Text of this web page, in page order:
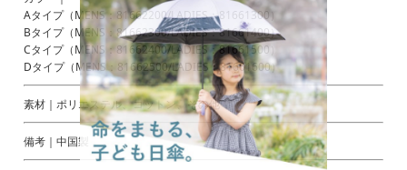
Aタイプ（MENS：81662200/LADIES：81661300）
Bタイプ（MENS：81662300/LADIES：81661400）
Cタイプ（MENS：81662400/LADIES：81661500）
Dタイプ（MENS：81662500/LADIES：81661600）
素材｜ポリエステル、コットン、その他
備考｜中国製